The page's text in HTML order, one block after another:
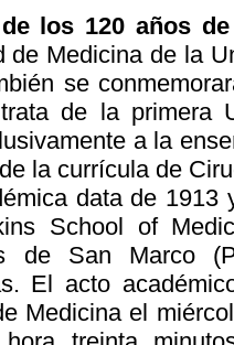
los 120 años
Medicina de la
se
de la primera
a la
la currícula de
data de 1913
School of
de San Marco
El acto
Medicina el